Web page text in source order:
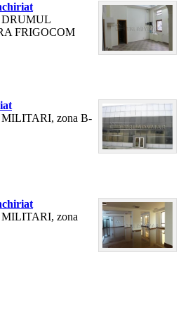
DRUMUL
FRIGOCOM
MILITARI, zona B-
MILITARI, zona